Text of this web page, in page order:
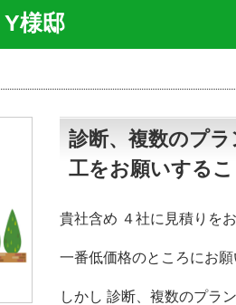
Y様邸
診断、複数のプ
工をお願いするこ
貴社含め ４社に見積りを
一番低価格のところにお
しかし 診断、複数のプラ